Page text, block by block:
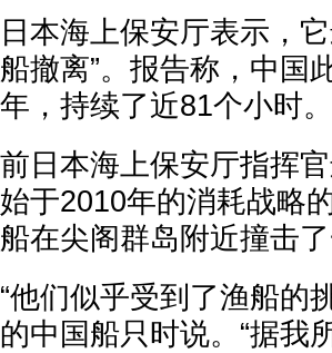
日本海上保安厅表示，
船撤离”。报告称，中国
年，持续了近81个小时。
前日本海上保安厅指挥
始于2010年的消耗战略
船在尖阁群岛附近撞击
“他们似乎受到了渔船的
的中国船只时说。“据我